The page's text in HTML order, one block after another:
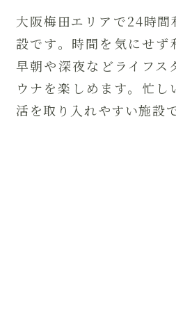
大阪梅田エリアで24時間
設です。時間を気にせず
早朝や深夜などライフス
ウナを楽しめます。忙し
活を取り入れやすい施設で